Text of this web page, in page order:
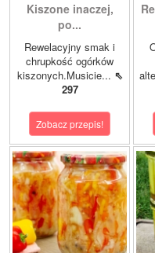
Kiszone inaczej,
po...
Rewelacyjny smak i
chrupkość ogórków
kiszonych.Musicie... ⇖
297
Zobacz przepis!